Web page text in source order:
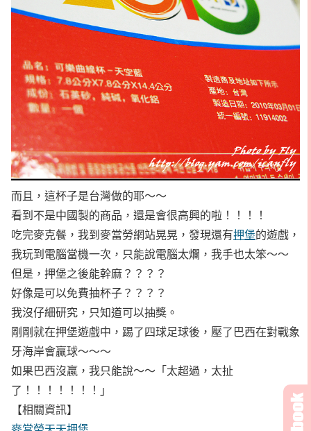
而且，這杯子是台灣做的耶～～
看到不是中國製的商品，還是會很高興的啦！！！！
吃完麥克餐，我到麥當勞網站晃晃，發現還有押堡的遊戲，
我玩到電腦當機一次，只能說電腦太爛，我手也太笨～～
但是，押堡之後能幹麻？？？？
好像是可以免費抽杯子？？？？
我沒仔細研究，只知道可以抽獎。
剛剛就在押堡遊戲中，踢了四球足球後，壓了巴西在對戰象
牙海岸會贏球～～～
如果巴西沒贏，我只能說～～「太超過，太扯
了！！！！！！！」
【相關資訊】